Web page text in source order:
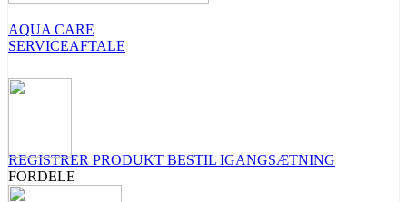
AQUA CARE
SERVICEAFTALE
REGISTRER PRODUKT BESTIL IGANGSÆTNING
FORDELE